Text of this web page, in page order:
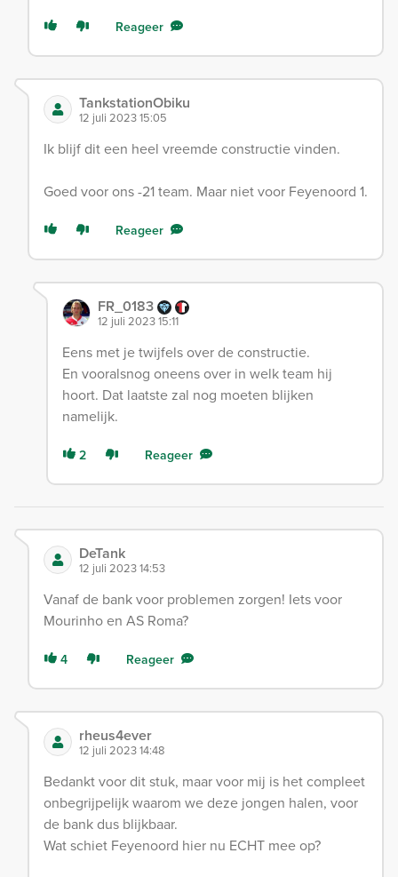
Reageer
TankstationObiku
12 juli 2023 15:05
Ik blijf dit een heel vreemde constructie vinden.
Goed voor ons -21 team. Maar niet voor Feyenoord 1.
Reageer
FR_0183
12 juli 2023 15:11
Eens met je twijfels over de constructie.
En vooralsnog oneens over in welk team hij
hoort. Dat laatste zal nog moeten blijken
namelijk.
2 Reageer
DeTank
12 juli 2023 14:53
Vanaf de bank voor problemen zorgen! Iets voor
Mourinho en AS Roma?
4 Reageer
rheus4ever
12 juli 2023 14:48
Bedankt voor dit stuk, maar voor mij is het compleet
onbegrijpelijk waarom we deze jongen halen, voor
de bank dus blijkbaar.
Wat schiet Feyenoord hier nu ECHT mee op?